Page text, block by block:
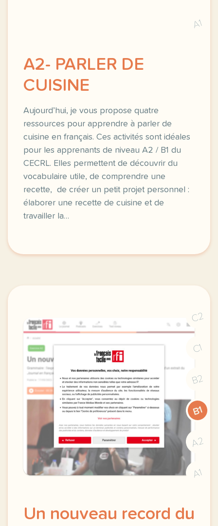
A1
A2- PARLER DE
CUISINE
Aujourd’hui, je vous propose quatre
ressources pour apprendre à parler de
cuisine en français. Ces activités sont idéales
pour les apprenants de niveau A2 / B1 du
CECRL. Elles permettent de découvrir du
vocabulaire utile, de comprendre une
recette, de créer un petit projet personnel :
élaborer une recette de cuisine et de
travailler la…
C2
C1
B2
B1
A2
A1
Un nouveau record du